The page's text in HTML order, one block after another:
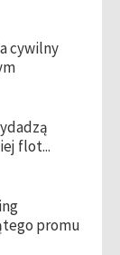
cywilny
flot...
promu